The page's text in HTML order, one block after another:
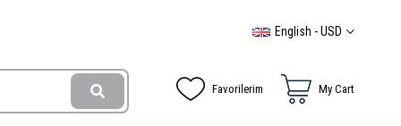
English - USD
My Cart
Favorilerim